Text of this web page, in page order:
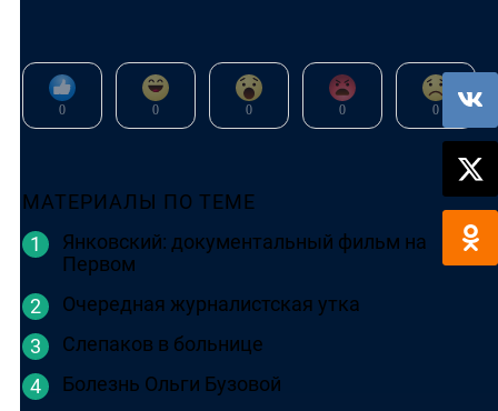
0 0 0 0 0
МАТЕРИАЛЫ ПО ТЕМЕ
Янковский: документальный фильм на
Первом
Очередная журналистская утка
Слепаков в больнице
Болезнь Ольги Бузовой